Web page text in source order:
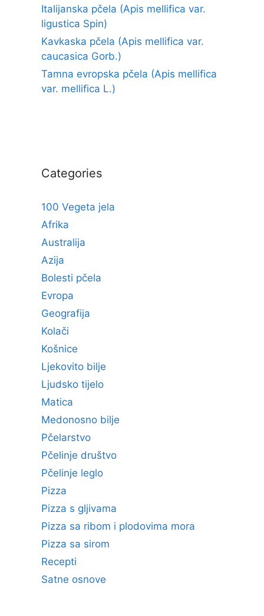
Italijanska pčela (Apis mellifica var.
ligustica Spin)
Kavkaska pčela (Apis mellifica var.
caucasica Gorb.)
Tamna evropska pčela (Apis mellifica
var. mellifica L.)
Categories
100 Vegeta jela
Afrika
Australija
Azija
Bolesti pčela
Evropa
Geografija
Kolači
Košnice
Ljekovito bilje
Ljudsko tijelo
Matica
Medonosno bilje
Pčelarstvo
Pčelinje društvo
Pčelinje leglo
Pizza
Pizza s gljivama
Pizza sa ribom i plodovima mora
Pizza sa sirom
Recepti
Satne osnove